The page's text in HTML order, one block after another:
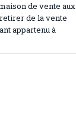
de vente aux
de la vente
appartenu à